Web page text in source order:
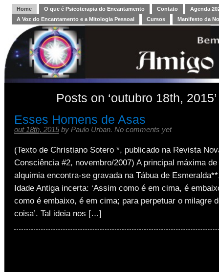
Home O que é Psicoterapia do Encantamento Contato
Agenda
A Voz do Encantamento e a Mitologia Pessoal
Cursos Manifesto da
Posts on ‘outubro 18th, 2015’
Esses Homens de Asas
out 18th, 2015 by Paulo Urban. No comments yet
(Texto de Christiano Sotero *, publicado na Revista
Consciência #2, novembro/2007) A principal máxima
alquimia encontra-se gravada na Tábua de
Idade Antiga incerta: ‘Assim como é em cima, é
como é embaixo, é em cima; para perpetuar o milagre
coisa’. Tal ideia nos […]